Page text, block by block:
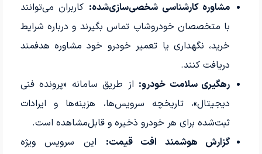
مشاوره کارشناسی شخصی‌سازی‌شده: کاربران می‌توانند
با متخصصان خودروشاپ تماس بگیرند و درباره شرایط
خرید، نگهداری یا تعمیر خودرو خود مشاوره هدفمند
دریافت کنند.
رهگیری سلامت خودرو: از طریق سامانه «پرونده فنی
دیجیتال»، تاریخچه سرویس‌ها، هزینه‌ها و ایرادات
ثبت‌شده برای هر خودرو ذخیره و قابل‌مشاهده است.
گزارش هوشمند افت قیمت: این سرویس ویژه